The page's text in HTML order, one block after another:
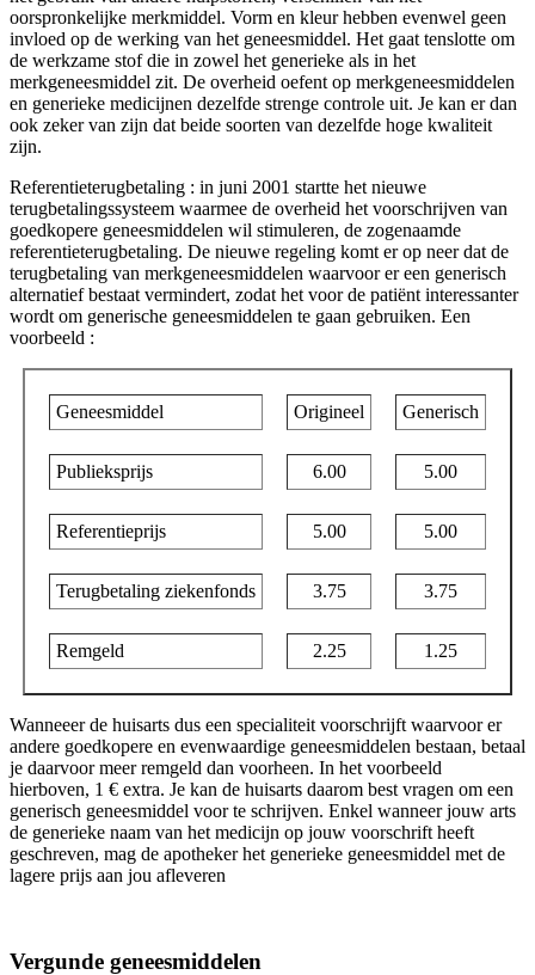
oorspronkelijke merkmiddel. Vorm en kleur hebben evenwel geen
invloed op de werking van het geneesmiddel. Het gaat tenslotte om
de werkzame stof die in zowel het generieke als in het
merkgeneesmiddel zit. De overheid oefent op merkgeneesmiddelen
en generieke medicijnen dezelfde strenge controle uit. Je kan er dan
ook zeker van zijn dat beide soorten van dezelfde hoge kwaliteit
zijn.
Referentieterugbetaling : in juni 2001 startte het nieuwe
terugbetalingssysteem waarmee de overheid het voorschrijven van
goedkopere geneesmiddelen wil stimuleren, de zogenaamde
referentieterugbetaling. De nieuwe regeling komt er op neer dat de
terugbetaling van merkgeneesmiddelen waarvoor er een generisch
alternatief bestaat vermindert, zodat het voor de patiënt interessanter
wordt om generische geneesmiddelen te gaan gebruiken. Een
voorbeeld :
Geneesmiddel Origineel Generisch
Publieksprijs 6.00 5.00
Referentieprijs 5.00 5.00
Terugbetaling ziekenfonds 3.75 3.75
Remgeld 2.25 1.25
Wanneeer de huisarts dus een specialiteit voorschrijft waarvoor er
andere goedkopere en evenwaardige geneesmiddelen bestaan, betaal
je daarvoor meer remgeld dan voorheen. In het voorbeeld
hierboven, 1 € extra. Je kan de huisarts daarom best vragen om een
generisch geneesmiddel voor te schrijven. Enkel wanneer jouw arts
de generieke naam van het medicijn op jouw voorschrift heeft
geschreven, mag de apotheker het generieke geneesmiddel met de
lagere prijs aan jou afleveren
Vergunde geneesmiddelen